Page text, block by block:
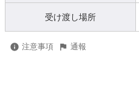
受け渡し場所
注意事項 通報